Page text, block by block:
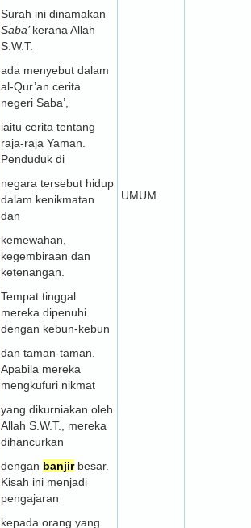
Surah ini dinamakan
Saba’kerana Allah
S.W.T.
ada menyebut dalam
al-Qur’an cerita
negeri Saba’,
iaitu cerita tentang
raja-raja Yaman.
Penduduk di
negara tersebut hidup
dalam kenikmatan
dan
kemewahan,
kegembiraan dan
ketenangan.
Tempat tinggal
mereka dipenuhi
dengan kebun-kebun
dan taman-taman.
Apabila mereka
mengkufuri nikmat
yang dikurniakan oleh
Allah S.W.T., mereka
dihancurkan
dengan banjirbesar.
Kisah ini menjadi
pengajaran
kepada orang yang
UMUM